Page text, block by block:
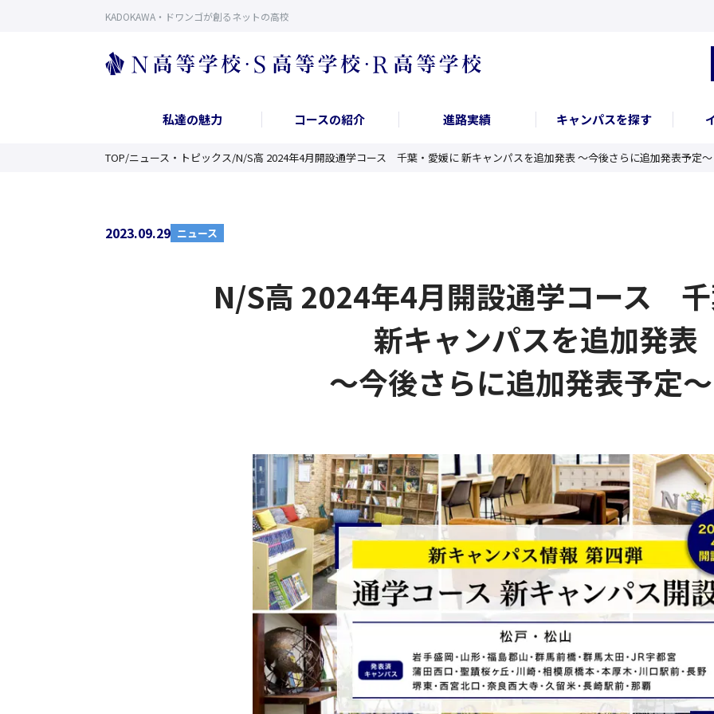
KADOKAWA・ドワンゴが創るネットの高校
私達の魅力 コースの紹介 進路実績 キャンパスを探す
TOP/ニュース・トピックス/N/S高 2024年4月開設通学コース 千葉・愛媛に 新キャンパスを追加発表 〜今後さらに追加発表予
2023.09.29 ニュース
N/S高 2024年4月開設通学コース
新キャンパスを追加発表
〜今後さらに追加発表予